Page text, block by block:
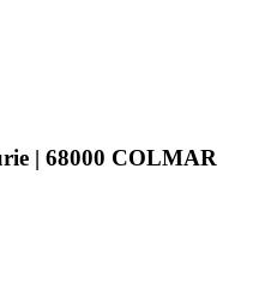
| 68000 COLMAR